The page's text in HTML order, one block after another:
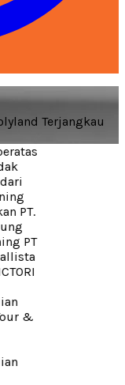
Terjangkau
PT.
PT
&